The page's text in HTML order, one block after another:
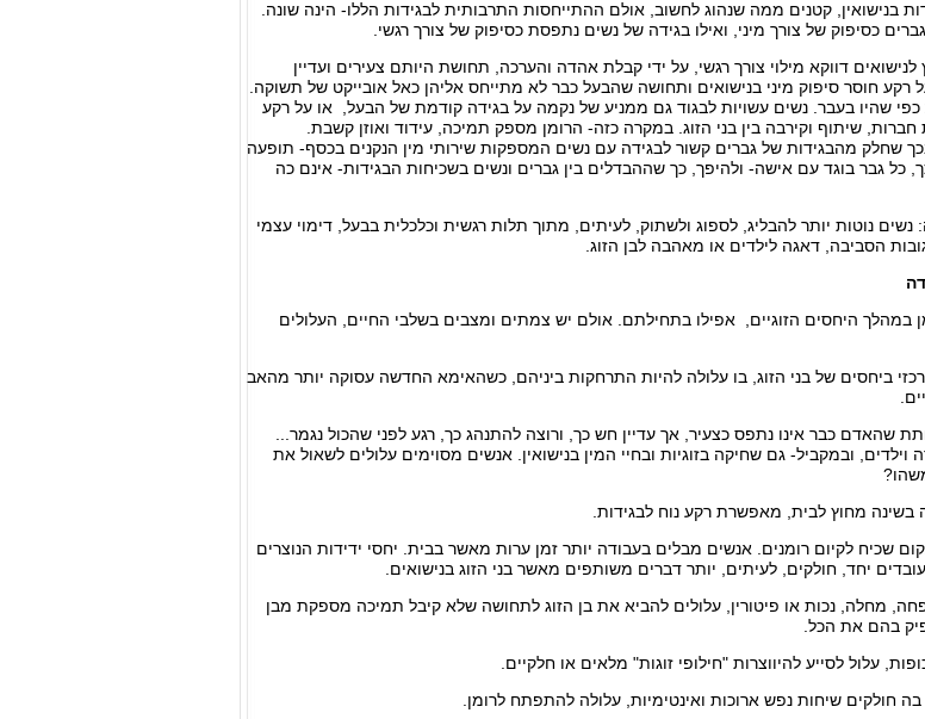
בנישואין, קטנים ממה שנהוג לחשוב, אולם ההתייחסות התרבותית לבגידות הללו- הינה שונה.
כסיפוק של צורך מיני, ואילו בגידה של נשים נתפסת כסיפוק של צורך רגשי.
דווקא מילוי צורך רגשי, על ידי קבלת אהדה והערכה, תחושת היותם צעירים ועדיין
רקע חוסר סיפוק מיני בנישואים ותחושה שהבעל כבר לא מתייחס אליהן כאל אובייקט של תשוקה.
שהיו בעבר. נשים עשויות לבגוד גם ממניע של נקמה על בגידה קודמת של הבעל, או על רקע
שיתוף וקירבה בין בני הזוג. במקרה כזה- הרומן מספק תמיכה, עידוד ואוזן קשבת.
שחלק מהבגידות של גברים קשור לבגידה עם נשים המספקות שירותי מין הנקנים בכסף- תופעה
כל גבר בוגד עם אישה- ולהיפך, כך שההבדלים בין גברים ונשים בשכיחות הבגידות- אינם כה
נוטות יותר להבליג, לספוג ולשתוק, לעיתים, מתוך תלות רגשית וכלכלית בבעל, דימוי עצמי
הסביבה, דאגה לילדים או מאהבה לבן הזוג.
היחסים הזוגיים, אפילו בתחילתם. אולם יש צמתים ומצבים בשלבי החיים, העלולים
ביחסים של בני הזוג, בו עלולה להיות התרחקות ביניהם, כשהאימא החדשה עסוקה יותר מהאב
כבר אינו נתפס כצעיר, אך עדיין חש כך, ורוצה להתנהג כך, רגע לפני שהכול נגמר...
ובמקביל- גם שחיקה בזוגיות ובחיי המין בנישואין. אנשים מסוימים עלולים לשאול את
מחוץ לבית, מאפשרת רקע נוח לבגידות.
שכיח לקיום רומנים. אנשים מבלים בעבודה יותר זמן ערות מאשר בבית. יחסי ידידות הנוצרים
יחד, חולקים, לעיתים, יותר דברים משותפים מאשר בני הזוג בנישואים.
מחלה, נכות או פיטורין, עלולים להביא את בן הזוג לתחושה שלא קיבל תמיכה מספקת מבן
בהם את הכל.
עלול לסייע להיווצרות "חילופי זוגות" מלאים או חלקיים.
חולקים שיחות נפש ארוכות ואינטימיות, עלולה להתפתח לרומן.